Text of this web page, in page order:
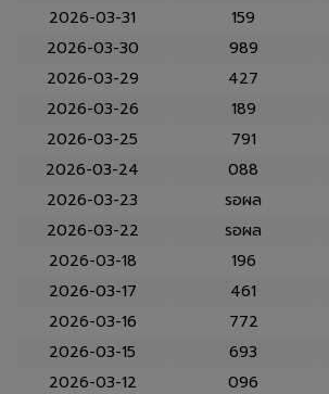
2026-03-31
159
2026-03-30
989
2026-03-29
427
2026-03-26
189
2026-03-25
791
2026-03-24
088
2026-03-23
รอผล
2026-03-22
รอผล
2026-03-18
196
2026-03-17
461
2026-03-16
772
2026-03-15
693
2026-03-12
096